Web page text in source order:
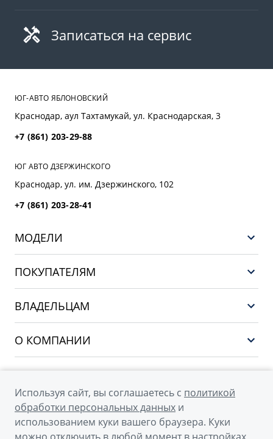
Записаться на сервис
ЮГ-АВТО ЯБЛОНОВСКИЙ
Краснодар, аул Тахтамукай, ул. Краснодарская, 3
+7 (861) 203-29-88
ЮГ АВТО ДЗЕРЖИНСКОГО
Краснодар, ул. им. Дзержинского, 102
+7 (861) 203-28-41
МОДЕЛИ
EX5
PREFACE
CITYRAY
ATLAS
OKAVANGO
MONJARO
ПОКУПАТЕЛЯМ
ВЛАДЕЛЬЦАМ
О КОМПАНИИ
Новости
Наша команда
Мы в соцсетях
Используя сайт, вы соглашаетесь с политикой
обработки персональных данных и
использованием куки вашего браузера. Куки